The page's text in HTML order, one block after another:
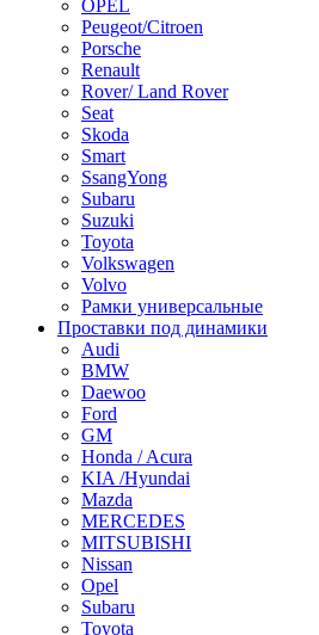
OPEL
Peugeot/Citroen
Porsche
Renault
Rover/ Land Rover
Seat
Skoda
Smart
SsangYong
Subaru
Suzuki
Toyota
Volkswagen
Volvo
Рамки универсальные
Проставки под динамики
Audi
BMW
Daewoo
Ford
GM
Honda / Acura
KIA /Hyundai
Mazda
MERCEDES
MITSUBISHI
Nissan
Opel
Subaru
Toyota